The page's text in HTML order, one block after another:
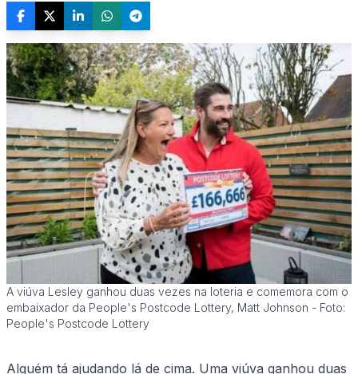
A viúva Lesley ganhou duas vezes na loteria e comemora com o
embaixador da People's Postcode Lottery, Matt Johnson - Foto:
People's Postcode Lottery
Alguém tá ajudando lá de cima. Uma viúva ganhou duas